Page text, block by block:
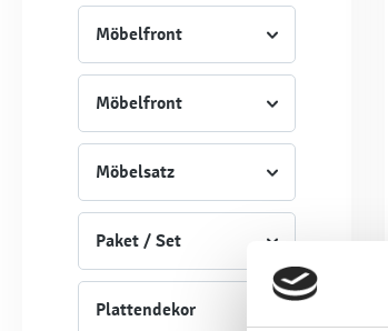
Möbelfront
Möbelfront
Möbelsatz
Paket / Set
Plattendekor